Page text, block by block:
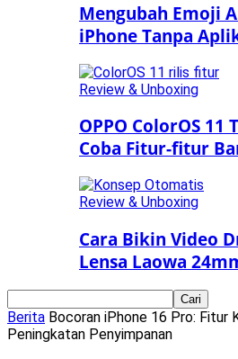
Mengubah Emoji
iPhone Tanpa
Review & Unboxing
OPPO ColorOS 11
Coba Fitur-fitur
Review & Unboxing
Cara Bikin Video
Lensa Laowa
Berita Bocoran iPhone 16 Pro: Fitur
Peningkatan Penyimpanan